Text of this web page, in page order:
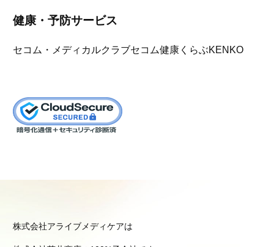
健康・予防サービス
セコム・メディカルクラブセコム健康くらぶKENKO
株式会社アライブメディケアは